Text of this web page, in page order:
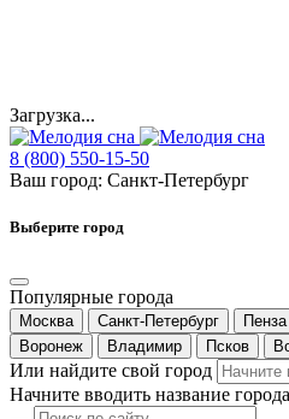
Загрузка...
8 (800) 550-15-50
Ваш город: Санкт-Петербург
Выберите город
Популярные города
Москва Санкт-Петербург Пенза
Воронеж
Владимир Псков
Или найдите свой город
Начните вводить название